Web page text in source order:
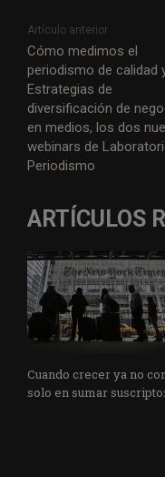
i
t
t
e
r
c
e
b
o
o
k
k
e
d
I
n
s
A
p
p
Artículo anterior
Cómo medimos el
periodismo de calidad
Estrategias de
diversificación de
en medios, los dos
webinars de
Periodismo
ARTÍCULOS
Cuando crecer ya no
solo en sumar